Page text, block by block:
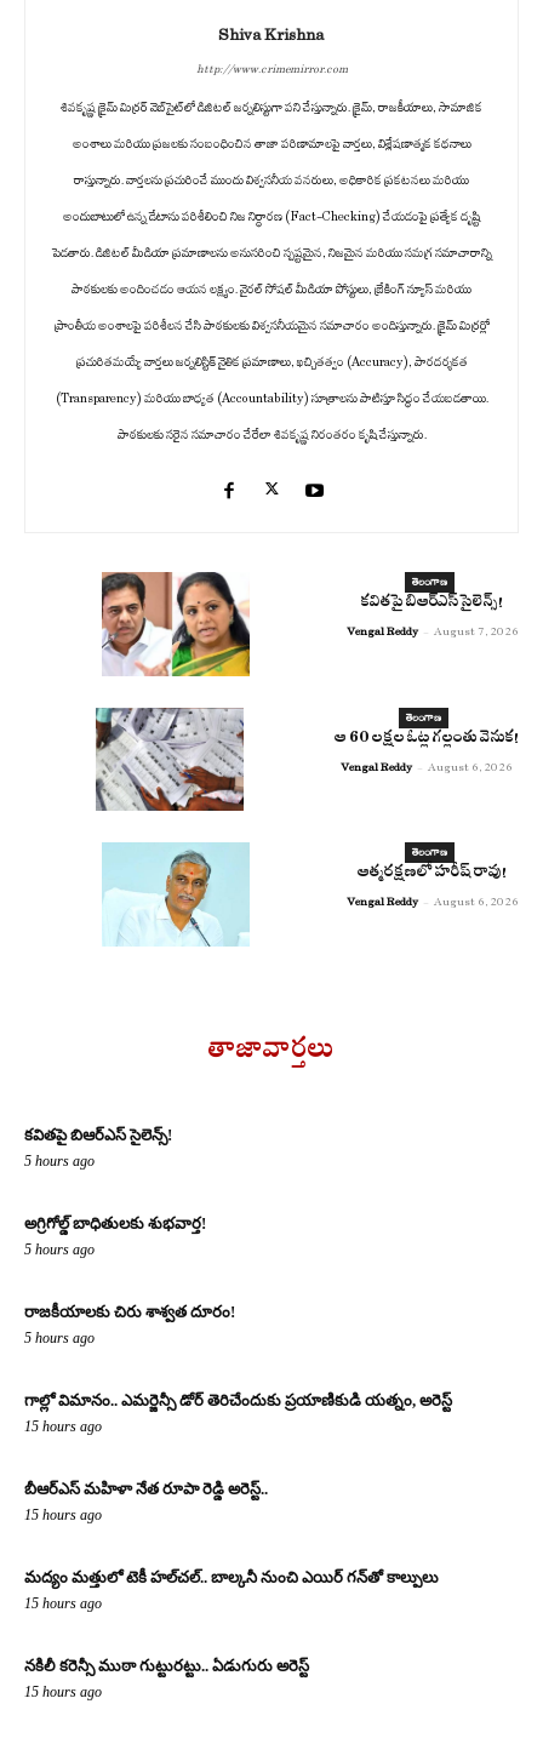
Shiva Krishna
http://www.crimemirror.com
శివకృష్ణ క్రైమ్ మిర్రర్ వెబ్‌సైట్‌లో డిజిటల్ జర్నలిస్టుగా పని చేస్తున్నారు. క్రైమ్, రాజకీయాలు, సామాజిక
అంశాలు మరియు ప్రజలకు సంబంధించిన తాజా పరిణామాలపై వార్తలు, విశ్లేషణాత్మక కథనాలు
రాస్తున్నారు. వార్తలను ప్రచురించే ముందు విశ్వసనీయ వనరులు, అధికారిక ప్రకటనలు మరియు
అందుబాటులో ఉన్న డేటాను పరిశీలించి నిజ నిర్ధారణ (Fact-Checking) చేయడంపై ప్రత్యేక దృష్టి
పెడతారు. డిజిటల్ మీడియా ప్రమాణాలను అనుసరించి స్పష్టమైన, నిజమైన మరియు సమగ్ర సమాచారాన్ని
పాఠకులకు అందించడం ఆయన లక్ష్యం. వైరల్ సోషల్ మీడియా పోస్టులు, బ్రేకింగ్ న్యూస్ మరియు
ప్రాంతీయ అంశాలపై పరిశీలన చేసి పాఠకులకు విశ్వసనీయమైన సమాచారం అందిస్తున్నారు. క్రైమ్ మిర్రర్లో
ప్రచురితమయ్యే వార్తలు జర్నలిస్టిక్ నైతిక ప్రమాణాలు, ఖచ్చితత్వం (Accuracy), పారదర్శకత
(Transparency) మరియు బాధ్యత (Accountability) సూత్రాలను పాటిస్తూ సిద్ధం చేయబడతాయి.
పాఠకులకు సరైన సమాచారం చేరేలా శివకృష్ణ నిరంతరం కృషి చేస్తున్నారు.
తెలంగాణ
కవితపై బిఆర్ఎస్ సైలెన్స్!
Vengal Reddy - August 7, 2026
తెలంగాణ
ఆ 60 లక్షల ఓట్ల గల్లంతు వెనుక!
Vengal Reddy - August 6, 2026
తెలంగాణ
ఆత్మరక్షణలో హరీష్ రావు!
Vengal Reddy - August 6, 2026
తాజావార్తలు
కవితపై బిఆర్ఎస్ సైలెన్స్!
5 hours ago
అగ్రిగోల్డ్ బాధితులకు శుభవార్త!
5 hours ago
రాజకీయాలకు చిరు శాశ్వత దూరం!
5 hours ago
గాల్లో విమానం.. ఎమర్జెన్సీ డోర్ తెరిచేందుకు ప్రయాణికుడి యత్నం, అరెస్ట్
15 hours ago
బీఆర్ఎస్ మహిళా నేత రూపా రెడ్డి అరెస్ట్..
15 hours ago
మద్యం మత్తులో టెకీ హల్‌చల్.. బాల్కనీ నుంచి ఎయిర్ గన్‌తో కాల్పులు
15 hours ago
నకిలీ కరెన్సీ ముఠా గుట్టురట్టు.. ఏడుగురు అరెస్ట్
15 hours ago